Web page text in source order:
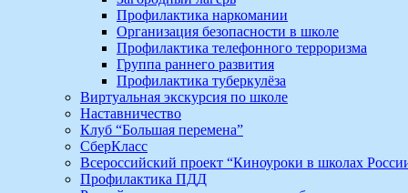
Профилактика наркомании
Организация безопасности в школе
Профилактика телефонного терроризма
Группа раннего развития
Профилактика туберкулёза
Виртуальная экскурсия по школе
Наставничество
Клуб “Большая перемена”
СберКласс
Всероссийский проект “Киноуроки в школах
Профилактика ПДД